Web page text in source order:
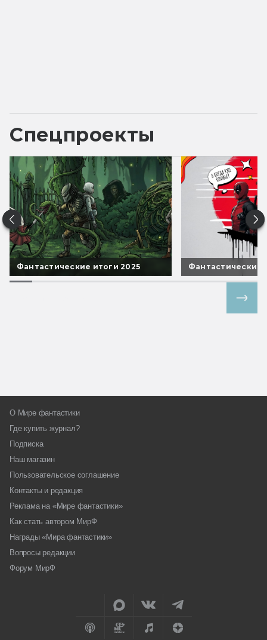
Спецпроекты
Фантастические итоги 2025 Фантастические
О Мире фантастики
Где купить журнал?
Подписка
Наш магазин
Пользовательское соглашение
Контакты и редакция
Реклама на «Мире фантастики»
Как стать автором МирФ
Награды «Мира фантастики»
Вопросы редакции
Форум МирФ